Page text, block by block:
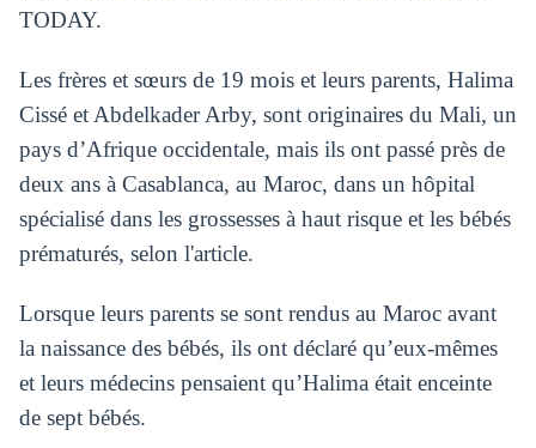
TODAY.
Les frères et sœurs de 19 mois et leurs parents, Halima
Cissé et Abdelkader Arby, sont originaires du Mali, un
pays d’Afrique occidentale, mais ils ont passé près de
deux ans à Casablanca, au Maroc, dans un hôpital
spécialisé dans les grossesses à haut risque et les bébés
prématurés, selon l'article.
Lorsque leurs parents se sont rendus au Maroc avant
la naissance des bébés, ils ont déclaré qu’eux-mêmes
et leurs médecins pensaient qu’Halima était enceinte
de sept bébés.